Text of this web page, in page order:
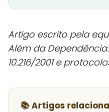
Artigo escrito pela
Além da
10.216/2001 e
📚 Artigos